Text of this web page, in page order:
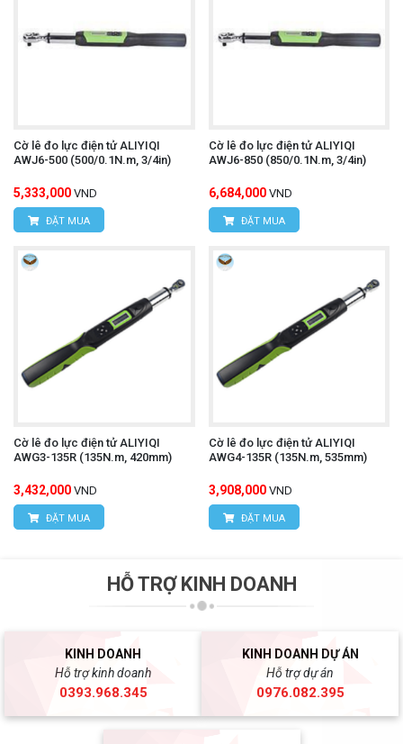
Cờ lê đo lực điện tử ALIYIQI
AWJ6-500 (500/0.1N.m, 3/4in)
5,333,000 VND
ĐẶT MUA
Cờ lê đo lực điện tử ALIYIQI
AWJ6-850 (850/0.1N.m, 3/4in)
6,684,000 VND
ĐẶT MUA
Cờ lê đo lực điện tử ALIYIQI
AWG3-135R (135N.m, 420mm)
3,432,000 VND
ĐẶT MUA
Cờ lê đo lực điện tử ALIYIQI
AWG4-135R (135N.m, 535mm)
3,908,000 VND
ĐẶT MUA
HỖ TRỢ KINH DOANH
KINH DOANH
Hỗ trợ kinh doanh
0393.968.345
KINH DOANH DỰ ÁN
Hỗ trợ dự án
0976.082.395